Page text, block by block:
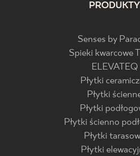
PRODUKTY
Senses by
Spieki kwarcowe
ELEVATEQ
Płytki
Płytki
Płytki
Płytki ścienno
Płytki
Płytki